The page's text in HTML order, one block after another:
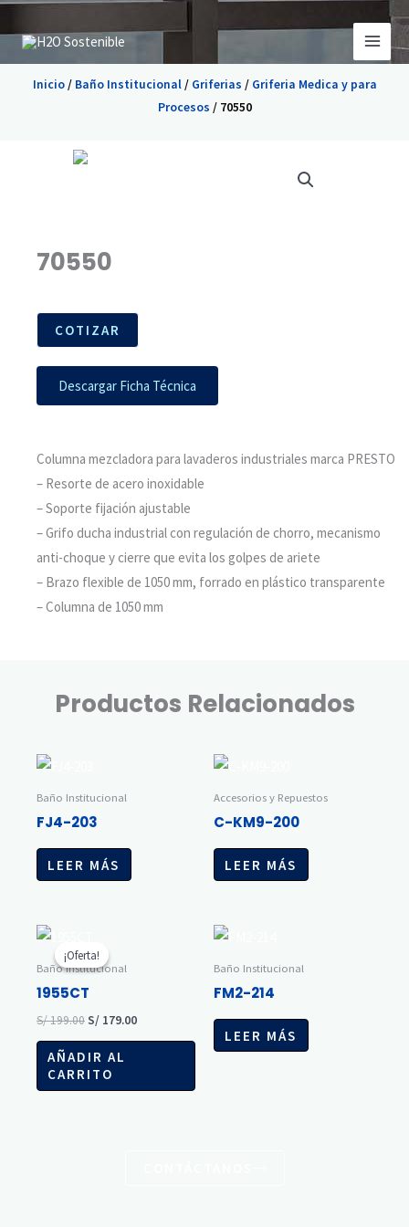
al
contenido
Inicio/ Baño Institucional/ Griferias / Griferia Medica y para
Procesos / 70550
70550
COTIZAR
Descargar Ficha Técnica
Columna mezcladora para lavaderos industriales marca PRESTO
– Resorte de acero inoxidable
– Soporte fijación ajustable
– Grifo ducha industrial con regulación de chorro, mecanismo
anti-choque y cierre que evita los golpes de ariete
– Brazo flexible de 1050 mm, forrado en plástico transparente
– Columna de 1050 mm
Productos Relacionados
Baño Institucional
FJ4-203
LEER MÁS
Accesorios y Repuestos
C-KM9-200
LEER MÁS
¡Oferta!
¡Oferta!
Baño Institucional
1955CT
S/199.00
original
S/ 199.00.
S/ 179.00
AÑADIR AL
CARRITO
Baño Institucional
FM2-214
LEER MÁS